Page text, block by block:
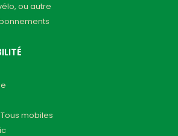
ou autre
mobiles